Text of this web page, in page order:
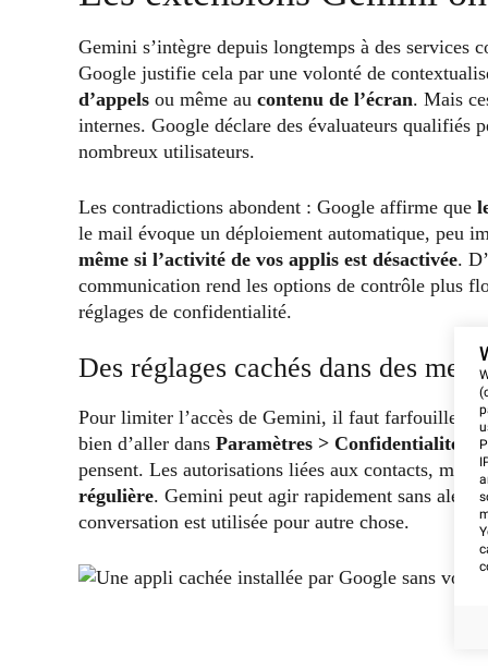
Gemini s’intègre depuis longtemps à des services
Google justifie cela par une volonté de
d’appels ou même au contenu de l’écran. Mais
internes. Google déclare des évaluateurs qualifiés
nombreux utilisateurs.
Les contradictions abondent : Google affirme que
le mail évoque un déploiement automatique, peu
même si l’activité de vos applis est désactivée.
communication rend les options de contrôle plus
réglages de confidentialité.
Des réglages cachés dans des
Pour limiter l’accès de Gemini, il faut farfouiller
bien d’aller dans Paramètres > Confidentialité >
pensent. Les autorisations liées aux contacts,
régulière. Gemini peut agir rapidement sans
conversation est utilisée pour autre chose.